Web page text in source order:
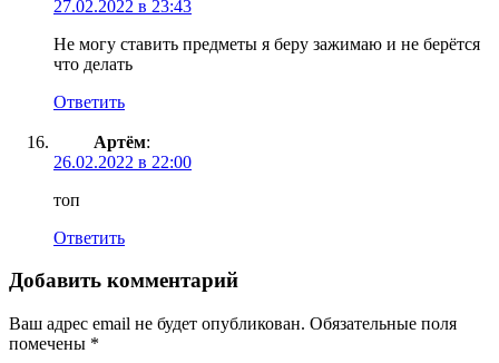
27.02.2022 в 23:43
Не могу ставить предметы я беру зажимаю и не берётся
что делать
Ответить
Артём:
26.02.2022 в 22:00
топ
Ответить
Добавить комментарий
Ваш адрес email не будет опубликован. Обязательные поля
помечены *